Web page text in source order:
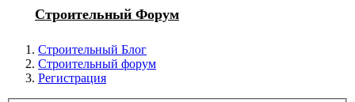
Строительный Форум
Строительный Блог
Строительный форум
Регистрация